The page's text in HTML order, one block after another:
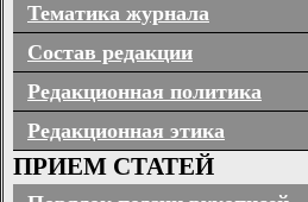
Тематика журнала
Состав редакции
Редакционная политика
Редакционная этика
ПРИЕМ СТАТЕЙ